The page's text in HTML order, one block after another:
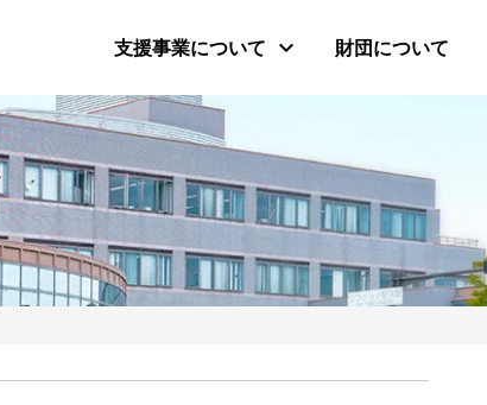
支援事業について 財団について